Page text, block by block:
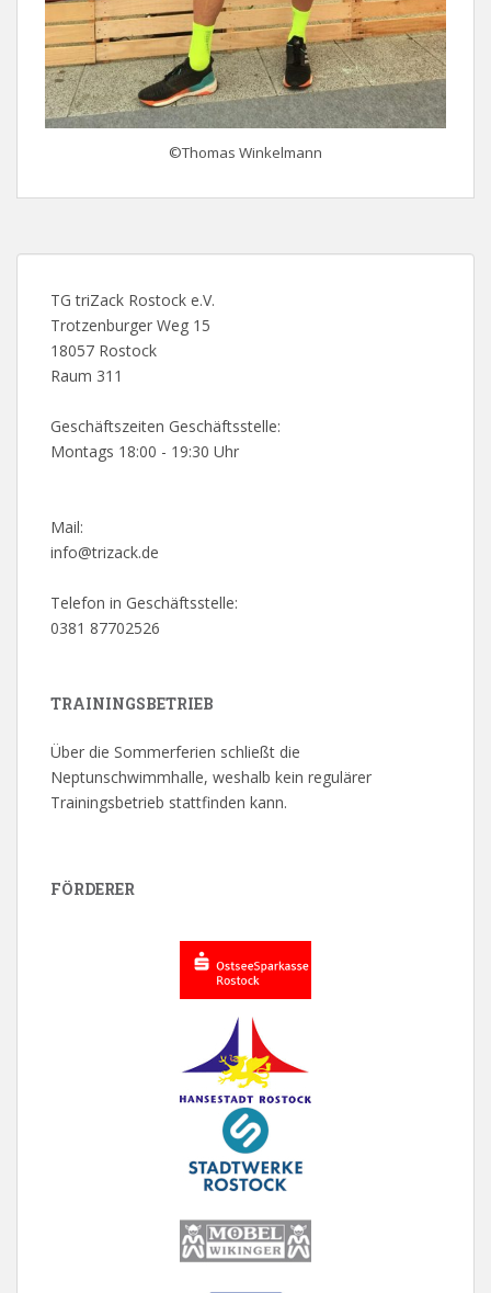
©Thomas Winkelmann
TG triZack Rostock e.V.
Trotzenburger Weg 15
18057 Rostock
Raum 311
Geschäftszeiten Geschäftsstelle:
Montags 18:00 - 19:30 Uhr
Mail:
info@trizack.de
Telefon in Geschäftsstelle:
0381 87702526
TRAININGSBETRIEB
Über die Sommerferien schließt die
Neptunschwimmhalle, weshalb kein regulärer
Trainingsbetrieb stattfinden kann.
FÖRDERER